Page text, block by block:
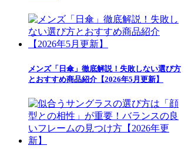
メンズ「日傘」徹底解説！失敗しない選び方
とおすすめ商品紹介【2026年5月更新】